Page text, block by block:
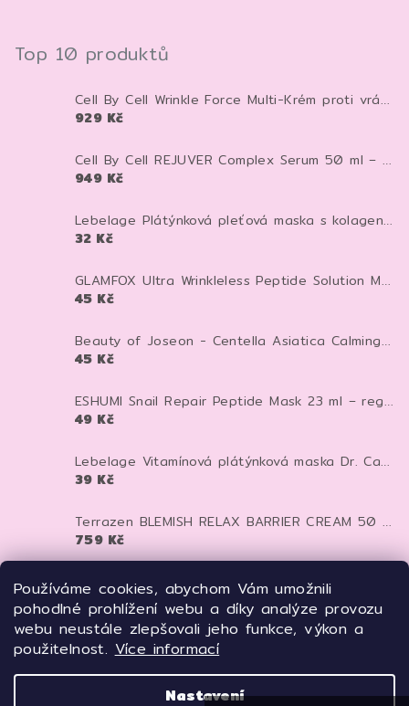
Používáme cookies, abychom Vám umožnili
pohodlné prohlížení webu a díky analýze provozu
webu neustále zlepšovali jeho funkce, výkon a
použitelnost.Více informací
Nastavení
Top 10 produktů
Cell By Cell Wrinkle Force Multi-Krém proti vráskám 100 ml – anti-age krém pro zpevnění a hydrataci pleti
929 Kč
Cell By Cell REJUVER Complex Serum 50 ml – anti-age sérum pro zpevnění a regeneraci pleti
949 Kč
Lebelage Plátýnková pleťová maska s kolagenem Dr. Capsule Collagen Mask Pack 28 ml 1 ks
32 Kč
GLAMFOX Ultra Wrinkleless Peptide Solution Mask 25 g – peptidová pleťová maska pro vyhlazení, hydrataci a pevnější vzhled pleti
45 Kč
Beauty of Joseon - Centella Asiatica Calming Mask - Zklidňující textilní maska - 25 ml
45 Kč
ESHUMI Snail Repair Peptide Mask 23 ml – regenerační plátýnková maska se šnečím mucinem a peptidy pro hydrataci a pevnější pleť
49 Kč
Lebelage Vitamínová plátýnková maska Dr. Capsule Vitamin Mask Pack 25 ml
39 Kč
Terrazen BLEMISH RELAX BARRIER CREAM 50 ml - pečující krém proti zarudnutí, kuperóze a rosacee
759 Kč
125 Kč
669 Kč